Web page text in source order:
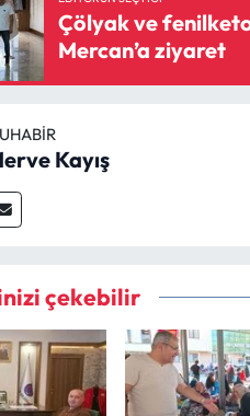
Çölyak ve
Mercan’a ziyaret
Kayış
çekebilir